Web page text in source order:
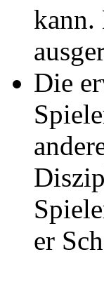
kann.
Die
er